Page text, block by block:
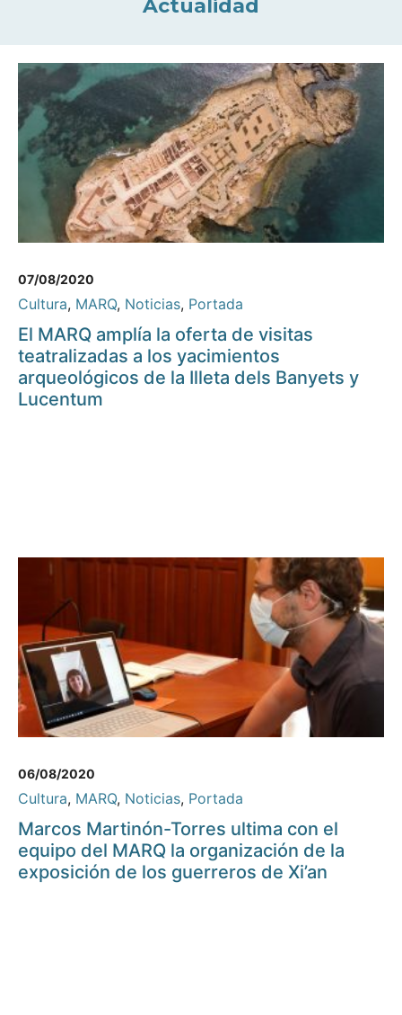
Actualidad
07/08/2020
Cultura, MARQ, Noticias, Portada
El MARQ amplía la oferta de visitas
teatralizadas a los yacimientos
arqueológicos de la Illeta dels Banyets y
Lucentum
06/08/2020
Cultura, MARQ, Noticias, Portada
Marcos Martinón-Torres ultima con el
equipo del MARQ la organización de la
exposición de los guerreros de Xi’an